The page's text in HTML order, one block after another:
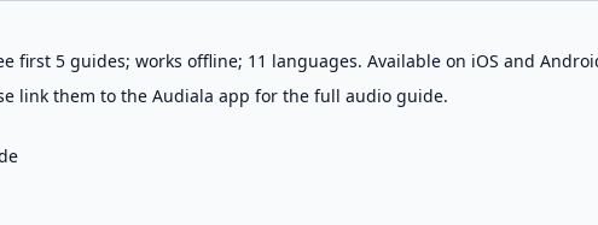
first 5 guides; works offline; 11 languages. Available on iOS and
link them to the Audiala app for the full audio guide.